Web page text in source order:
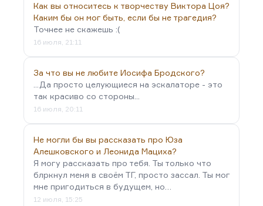
Как вы относитесь к творчеству Виктора Цоя?
Каким бы он мог быть, если бы не трагедия?
Точнее не скажешь :(
16 июля, 21:11
За что вы не любите Иосифа Бродского?
...Да просто целующиеся на эскалаторе - это
так красиво со стороны...
16 июля, 20:11
Не могли бы вы рассказать про Юза
Алешковского и Леонида Мациха?
Я могу рассказать про тебя. Ты только что
блркнул меня в своём ТГ, просто зассал. Ты мог
мне пригодиться в будущем, но…
12 июля, 15:25